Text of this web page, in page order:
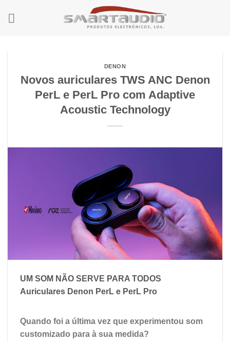
DENON
Novos auriculares TWS ANC Denon
PerL e PerL Pro com Adaptive
Acoustic Technology
UM SOM NÃO SERVE PARA TODOS
Auriculares Denon PerL e PerL Pro
Quando foi a última vez que experimentou som
customizado para à sua medida?